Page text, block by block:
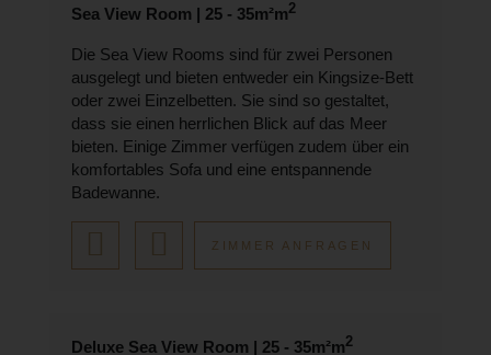
Sea View Room | 25 - 35m²m2
Die Sea View Rooms sind für zwei Personen
ausgelegt und bieten entweder ein Kingsize-Bett
oder zwei Einzelbetten. Sie sind so gestaltet,
dass sie einen herrlichen Blick auf das Meer
bieten. Einige Zimmer verfügen zudem über ein
komfortables Sofa und eine entspannende
Badewanne.
ZIMMER ANFRAGEN
Deluxe Sea View Room | 25 - 35m²m2